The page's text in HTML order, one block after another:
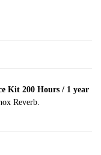
Kit 200 Hours / 1 year
Reverb.